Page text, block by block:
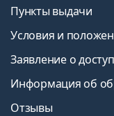
Пункты выдачи
Условия и
Заявление о
Информация об
Отзывы